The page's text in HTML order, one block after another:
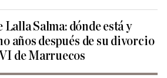
Salma: dónde está y
años después de su divorcio
de Marruecos